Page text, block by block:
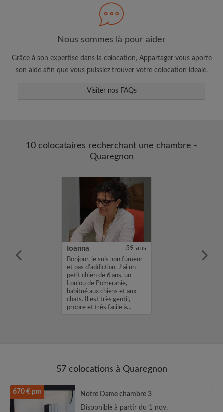
Consultez les chambres et les profils des
Sauvegardez vos recherches
annonce correspondant à vos critères
Faites vos demandes de visites
Faites part aux propriétaires et aux
Nous sommes là pour aider
Grâce à son expertise dans la colocation, Appartager vous aporte
son aide afin que vous puissiez trouver votre colocation ideale.
Visiter nos FAQs
10 colocataires recherchant une chambre -
Quaregnon
Ioanna 59 ans
Bonjour, je suis non fumeur
et pas d'addiction. J'ai un
petit chien de 6 ans, un
Loulou de Pomeranie,
habitué aux chiens et aux
chats. Il est très gentil,
propre et très facile à...
57 colocations à Quaregnon
670 € pm
Notre Dame chambre 3
Disponible à partir du 1 nov.